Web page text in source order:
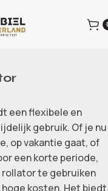
een flexibele en
gebruik. Of je nu
op vakantie gaat, of
een korte periode,
rollator te gebruiken
kosten. Het biedt